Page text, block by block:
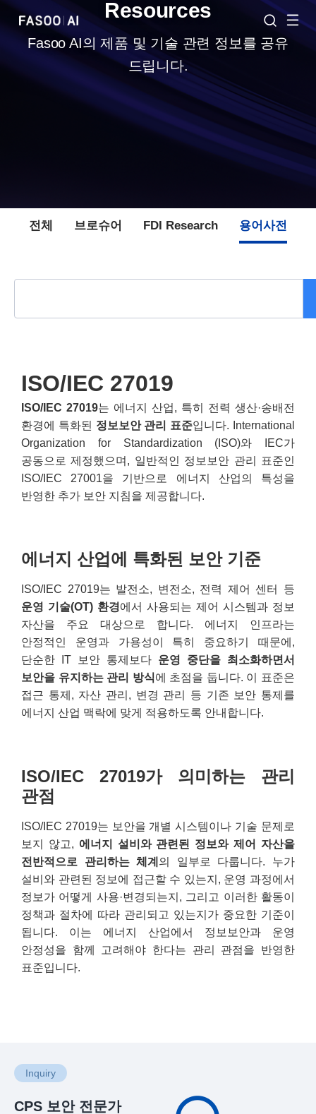
Resources
Fasoo AI의 제품 및 기술 관련 정보를 공유
드립니다.
전체 브로슈어 FDI Research 용어사전
ISO/IEC 27019
ISO/IEC 27019는 에너지 산업, 특히 전력 생산·송배전
환경에 특화된 정보보안 관리 표준입니다.
International
Organization for Standardization (ISO)와 IEC가
공동으로 제정했으며, 일반적인 정보보안 관리 표준인
ISO/IEC 27001을 기반으로 에너지 산업의 특성을
반영한 추가 보안 지침을 제공합니다.
에너지 산업에 특화된 보안 기준
ISO/IEC 27019는 발전소, 변전소, 전력 제어 센터 등
운영 기술(OT) 환경에서 사용되는 제어 시스템과 정보
자산을 주요 대상으로 합니다. 에너지 인프라는
안정적인 운영과 가용성이 특히 중요하기 때문에,
단순한 IT 보안 통제보다 운영 중단을 최소화하면서
보안을 유지하는 관리 방식에 초점을 둡니다. 이 표준은
접근 통제, 자산 관리, 변경 관리 등 기존 보안 통제를
에너지 산업 맥락에 맞게 적용하도록 안내합니다.
ISO/IEC 27019가 의미하는 관리
관점
ISO/IEC 27019는 보안을 개별 시스템이나 기술 문제로
보지 않고, 에너지 설비와 관련된 정보와 제어 자산을
전반적으로 관리하는 체계 의 일부로 다룹니다. 누가
설비와 관련된 정보에 접근할 수 있는지, 운영 과정에서
정보가 어떻게 사용·변경되는지, 그리고 이러한 활동이
정책과 절차에 따라 관리되고 있는지가 중요한 기준이
됩니다. 이는 에너지 산업에서 정보보안과 운영
안정성을 함께 고려해야 한다는 관리 관점을 반영한
표준입니다.
Inquiry
CPS 보안 전문가